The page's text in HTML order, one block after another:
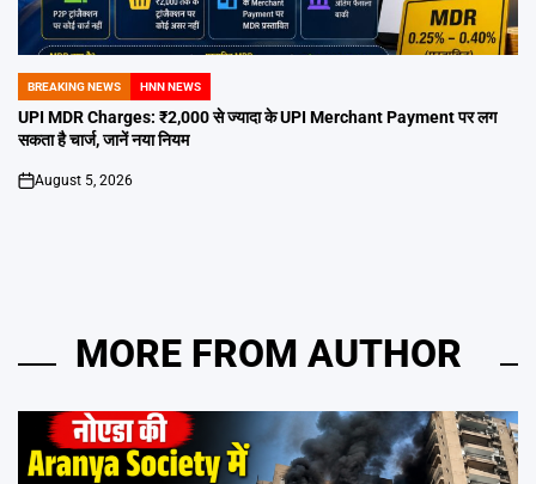
POSTED
IN
BREAKING NEWS HNN NEWS
UPI MDR Charges: ₹2,000 से ज्यादा के UPI Merchant Payment पर लग
सकता है चार्ज, जानें नया नियम
on
August 5, 2026
MORE FROM AUTHOR